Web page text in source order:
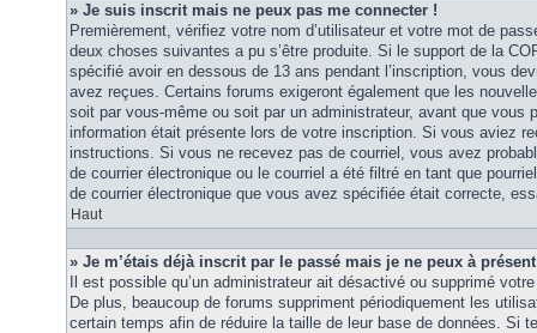
» Je suis inscrit mais ne peux pas me connecter !
Premièrement, vérifiez votre nom d’utilisateur et votre mot de
deux choses suivantes a pu s’être produite. Si le support de la
spécifié avoir en dessous de 13 ans pendant l’inscription, vous
avez reçues. Certains forums exigeront également que les
soit par vous-même ou soit par un administrateur, avant que vous
information était présente lors de votre inscription. Si vous aviez
instructions. Si vous ne recevez pas de courriel, vous avez
de courrier électronique ou le courriel a été filtré en tant que
de courrier électronique que vous avez spécifiée était correcte,
Haut
» Je m’étais déjà inscrit par le passé mais je ne peux à
Il est possible qu’un administrateur ait désactivé ou supprimé
De plus, beaucoup de forums suppriment périodiquement les
certain temps afin de réduire la taille de leur base de données. Si